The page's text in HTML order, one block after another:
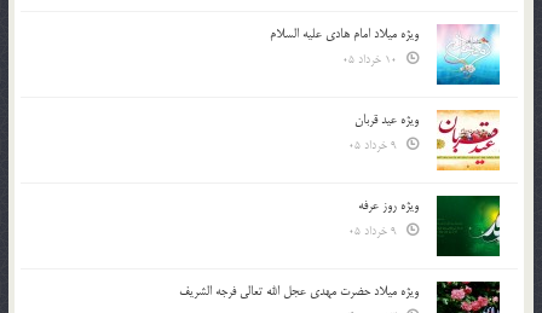
ویژه میلاد امام هادی علیه السلام
ویژه عید قربان
ویژه روز عرفه
ویژه میلاد حضرت مهدی عجل الله تعالی فرجه الشريف